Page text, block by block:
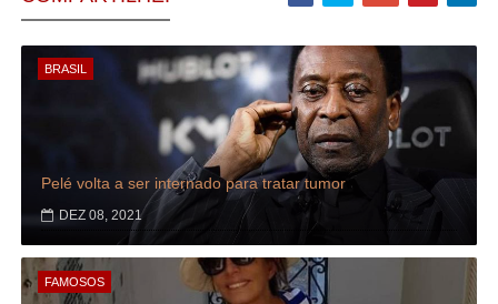
BRASIL
Pelé volta a ser internado para tratar tumor
DEZ 08, 2021
FAMOSOS